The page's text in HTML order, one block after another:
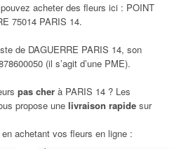
acheter des fleurs ici : POINT
75014 PARIS 14.
de DAGUERRE PARIS 14, son
(il s’agit d’une PME).
pas cherà PARIS 14 ? Les
propose une livraison rapide sur
en achetant vos fleurs en ligne :